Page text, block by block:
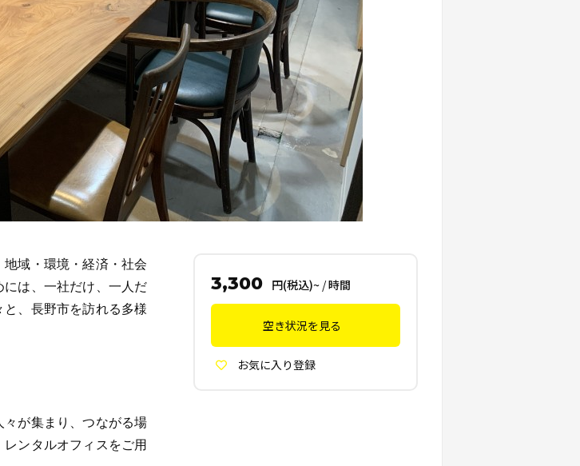
域・環境・経済・社会
は、一社だけ、一人だ
、長野市を訪れる多様
が集まり、つながる場
ンタルオフィスをご用
3,300 円(税込)~/時間
空き状況を見る
お気に入り登録